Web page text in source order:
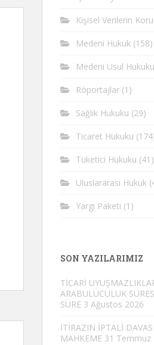
Kişisel Verilerin
Medeni Hukuk (158)
Medeni Usul Hukuku
Röportajlar (1)
Sağlık Hukuku (29)
Ticaret Hukuku
Tüketici Hukuku (41)
Uluslararası Hukuk
Yargı Paketi (1)
SON YAZILARIMIZ
TİCARİ
ARABULUCULUK
SÜRE 3 Ağustos 2026
İTİRAZIN İPTALİ
MAHKEME 31 Temmuz